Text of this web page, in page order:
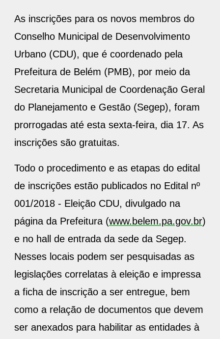
As inscrições para os novos membros do
Conselho Municipal de Desenvolvimento
Urbano (CDU), que é coordenado pela
Prefeitura de Belém (PMB), por meio da
Secretaria Municipal de Coordenação Geral
do Planejamento e Gestão (Segep), foram
prorrogadas até esta sexta-feira, dia 17. As
inscrições são gratuitas.
Todo o procedimento e as etapas do edital
de inscrições estão publicados no Edital nº
001/2018 - Eleição CDU, divulgado na
página da Prefeitura (www.belem.pa.gov.br)
e no hall de entrada da sede da Segep.
Nesses locais podem ser pesquisadas as
legislações correlatas à eleição e impressa
a ficha de inscrição a ser entregue, bem
como a relação de documentos que devem
ser anexados para habilitar as entidades à